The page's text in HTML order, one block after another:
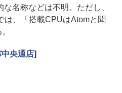
名称などは不明。ただし、
は、「搭載CPUはAtomと聞
央通店]